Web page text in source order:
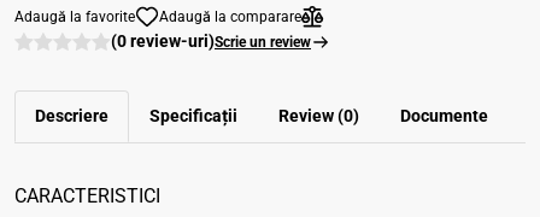
Adaugă la favorite Adaugă la comparare
(0 review-uri)Scrie un review
Descriere Specificații Review (0) Documente
CARACTERISTICI